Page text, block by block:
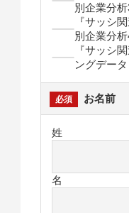
別企業分
『サッシ
別企業分
『サッシ
ングデータ
お名前
姓
名